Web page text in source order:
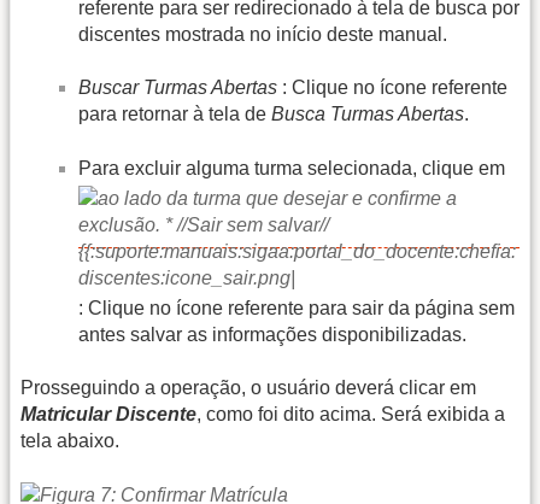
referente para ser redirecionado à tela de busca por
discentes mostrada no início deste manual.
Buscar Turmas Abertas : Clique no ícone referente
para retornar à tela de Busca Turmas Abertas.
Para excluir alguma turma selecionada, clique em
: Clique no ícone referente para sair da página sem
antes salvar as informações disponibilizadas.
Prosseguindo a operação, o usuário deverá clicar em
Matricular Discente, como foi dito acima. Será exibida a
tela abaixo.